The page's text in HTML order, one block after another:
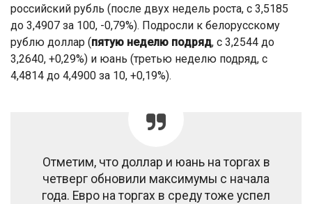
российский рубль (после двух недель роста, с 3,5185
до 3,4907 за 100, -0,79%). Подросли к белорусскому
рублю доллар (пятую неделю подряд, с 3,2544 до
3,2640, +0,29%) и юань (третью неделю подряд, с
4,4814 до 4,4900 за 10, +0,19%).
Отметим, что доллар и юань на торгах в
четверг обновили максимумы с начала
года. Евро на торгах в среду тоже успел